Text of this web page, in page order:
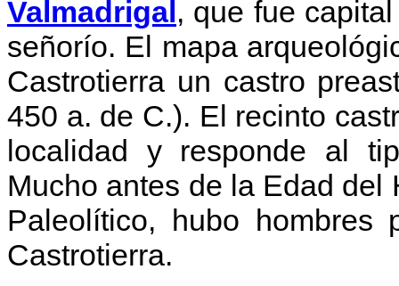
Valmadrigal, que fue
señorío. El mapa
Castrotierra un castro
450 a. de C.). El recinto
localidad y responde al
Mucho antes de la Edad
Paleolítico, hubo
Castrotierra.